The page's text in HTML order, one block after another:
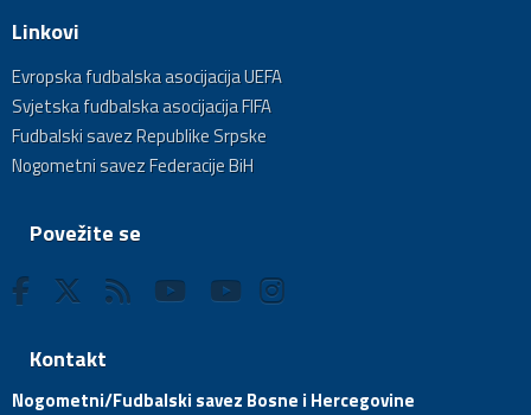
Linkovi
Evropska fudbalska asocijacija UEFA
Svjetska fudbalska asocijacija FIFA
Fudbalski savez Republike Srpske
Nogometni savez Federacije BiH
Povežite se
Kontakt
Nogometni/Fudbalski savez Bosne i Hercegovine